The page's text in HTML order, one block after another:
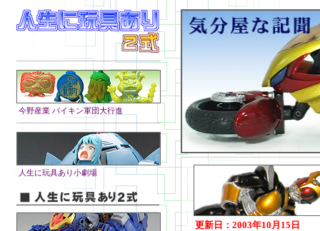
今野産業 バイキン軍団大行進
人生に玩具あり小劇場
更新日：2003年10月15日